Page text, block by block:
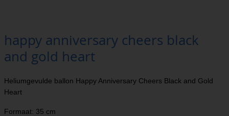
happy anniversary cheers black
and gold heart
Heliumgevulde ballon Happy Anniversary Cheers Black and Gold
Heart
Formaat: 35 cm